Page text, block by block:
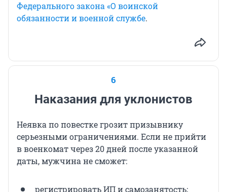
Федерального закона «О воинской
обязанности и военной службе.
6
Наказания для уклонистов
Неявка по повестке грозит призывнику
серьезными ограничениями. Если не прийти
в военкомат через 20 дней после указанной
даты, мужчина не сможет:
регистрировать ИП и самозанятость;